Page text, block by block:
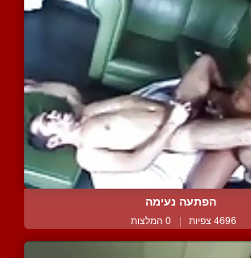
הפתעה נעימה
4696 צפיות | 0 המלצות